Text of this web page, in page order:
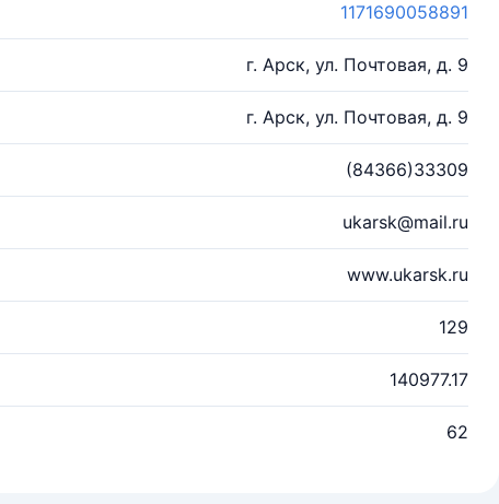
1171690058891
г. Арск, ул. Почтовая, д. 9
г. Арск, ул. Почтовая, д. 9
(84366)33309
ukarsk@mail.ru
www.ukarsk.ru
129
140977.17
62